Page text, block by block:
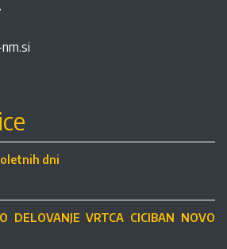
dni
DELOVANJE VRTCA CICIBAN NOVO